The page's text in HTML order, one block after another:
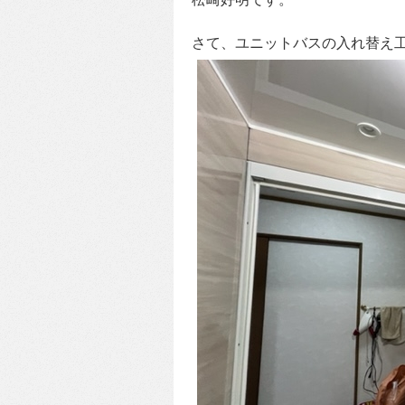
さて、ユニットバスの入れ替え